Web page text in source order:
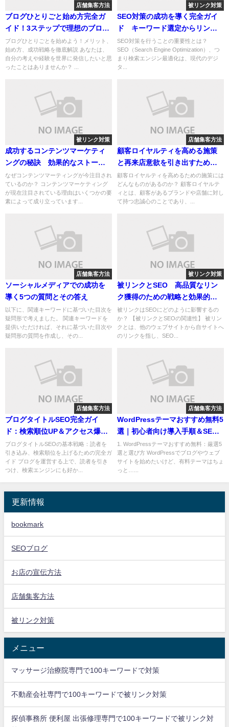
店舗集客方法
ブログひとりごと始め方完全ガ
イド！3ステップで理想のブログ
を実現
ブログひとりごとを始めよう！メリット、
始め方、成功戦略を徹底解説 あなたは、
自分の考えや経験を世界に発信したいと思
ったことはありませんか？ ...
被リンク対策
SEO対策の成功を導く完全ガイ
ド キーワード選定からリンク
戦略まで
SEO対策を行うことの重要性とは？
SEO（Search Engine Optimization）、つ
まり検索エンジン最適化は、現代のデジ
タ...
被リンク対策
成功するコンテンツマーケティ
ングの秘訣 効果的なストーリ
ーテリングとSEO対策で成果を
最大化する方法
なぜコンテンツマーティングが今注目され
ているのか？ コンテンツマーケティング
が現在注目されている理由はいくつかの要
素によって成り立っています...
店舗集客方法
顧客ロイヤルティを高める施策
と再来店意欲を引き出すための
鍵
顧客ロイヤルティを高めるための施策には
どんなものがあるのか？ 顧客ロイヤルテ
ィとは、顧客があるブランドや店舗に対し
て持つ忠誠心のことであり、...
店舗集客方法
ソーシャルメディアでの成功を
導く5つの質問とその答え
以下に、関連キーワードに基づいた目次を
疑問形で考えました。 関連キーワードを
提供いただければ、それに基づいた目次や
疑問形の質問を作成し、その...
被リンク対策
被リンクとSEO 高品質なリン
ク獲得のための戦略と効果的な
アプローチ
被リンクはSEOにどのように影響するの
か？ 【被リンクとSEOの関連性】 被リン
クとは、他のウェブサイトから自サイトへ
のリンクを指し、SEO...
店舗集客方法
ブログタイトルSEO完全ガイ
ド：検索順位UP＆アクセス爆増
の7つの秘訣
ブログタイトルSEOの基本戦略：読者を
引き込み、検索順位を上げるための完全ガ
イド ブログを運営する上で、読者を引き
つけ、検索エンジンにも好か...
店舗集客方法
WordPressテーマおすすめ無料5
選｜初心者向け導入手順＆SEO
対策も解説
1. WordPressテーマおすすめ無料：厳選5
選と選び方 WordPressでブログやウェブ
サイトを始めたいけど、有料テーマはちょ
っと…...
更新情報
bookmark
SEOブログ
お店の宣伝方法
店舗集客方法
被リンク対策
メニュー
マッサージ治療院専門で100キーワードで対策
不動産会社専門で100キーワードで被リンク対策
探偵事務所 便利屋 出張修理専門で100キーワードで被リンク対